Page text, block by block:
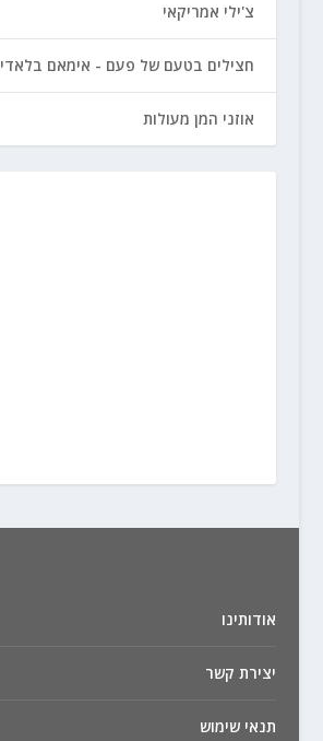
צ'ילי אמריקאי
חצילים בטעם של פעם - אימאם בלאדי
אוזני המן מעולות
אודותינו
יצירת קשר
תנאי שימוש